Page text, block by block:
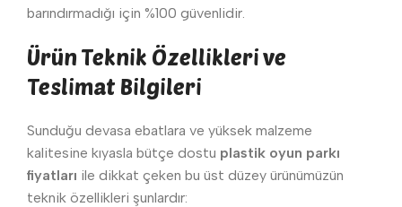
barındırmadığı için %100 güvenlidir.
Ürün Teknik Özellikleri ve
Teslimat Bilgileri
Sunduğu devasa ebatlara ve yüksek malzeme
kalitesine kıyasla bütçe dostu plastik oyun parkı
fiyatları ile dikkat çeken bu üst düzey ürünümüzün
teknik özellikleri şunlardır: